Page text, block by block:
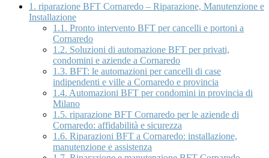
1. riparazione BFT Cornaredo – Riparazione, Manutenzione e
Installazione
1.1. Pronto intervento BFT per cancelli e portoni a
Cornaredo
1.2. Soluzioni di automazione BFT per privati,
condomini e aziende a Cornaredo
1.3. BFT: le automazioni per cancelli di case
indipendenti e ville a Cornaredo e provincia
1.4. Automazioni BFT per condomini in provincia di
Milano
1.5. riparazione BFT Cornaredo per le aziende di
Cornaredo: affidabilità e sicurezza
1.6. Riparazioni BFT a Cornaredo: installazione,
manutenzione e assistenza